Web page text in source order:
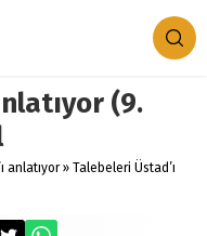
(9.
anlatıyor » Talebeleri Üstad’ı